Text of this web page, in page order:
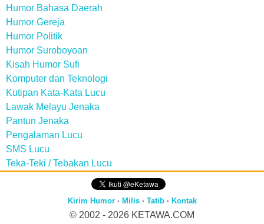
Humor Bahasa Daerah
Humor Gereja
Humor Politik
Humor Suroboyoan
Kisah Humor Sufi
Komputer dan Teknologi
Kutipan Kata-Kata Lucu
Lawak Melayu Jenaka
Pantun Jenaka
Pengalaman Lucu
SMS Lucu
Teka-Teki / Tebakan Lucu
Kirim Humor· Milis· Tatib· Kontak
© 2002 - 2026 KETAWA.COM